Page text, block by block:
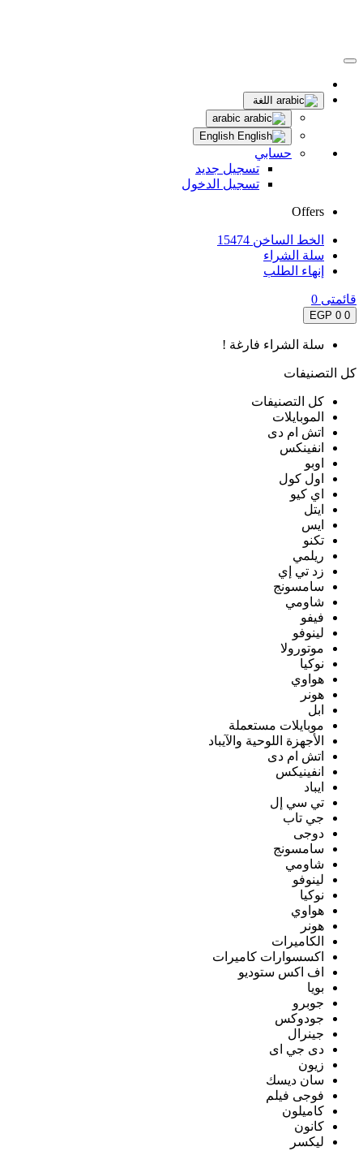
اللغة
حسابي
تسجيل جديد
تسجيل الدخول
Offers
الخط الساخن 15474
سلة الشراء
إنهاء الطلب
قائمتى 0
0
0 EGP
سلة الشراء فارغة !
كل التصنيفات
كل التصنيفات
الموبايلات
اتش ام دى
انفينكس
اوبو
اول كول
اي كيو
ايتل
ايس
تكنو
ريلمي
زد تي إي
سامسونج
شاومي
فيفو
لينوفو
موتورولا
نوكيا
هواوي
هونر
ابل
موبايلات مستعملة
الأجهزة اللوحية والآيباد
اتش ام دى
انفينيكس
ايباد
تي سي إل
جي تاب
دوجى
سامسونج
شاومي
لينوفو
نوكيا
هواوي
هونر
الكاميرات
اكسسوارات كاميرات
اف اكس ستوديو
بويا
جوبرو
جودوكس
جينرال
دى جي اى
زيون
سان ديسك
فوجى فيلم
كاميلون
كانون
ليكسر